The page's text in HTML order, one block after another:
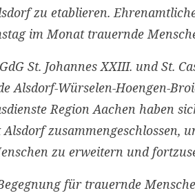
zu etablieren.
im Monat trauernde
St. Johannes XXIII. und St.
Alsdorf-Würselen-Hoengen-
Region Aachen haben
zusammengeschlossen,
zu erweitern und
für trauernde